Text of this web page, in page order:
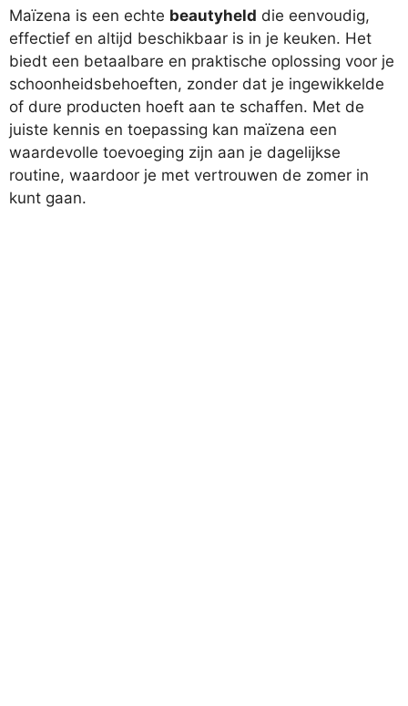
Maïzena is een echte beautyheld die eenvoudig,
effectief en altijd beschikbaar is in je keuken. Het
biedt een betaalbare en praktische oplossing voor je
schoonheidsbehoeften, zonder dat je ingewikkelde
of dure producten hoeft aan te schaffen. Met de
juiste kennis en toepassing kan maïzena een
waardevolle toevoeging zijn aan je dagelijkse
routine, waardoor je met vertrouwen de zomer in
kunt gaan.